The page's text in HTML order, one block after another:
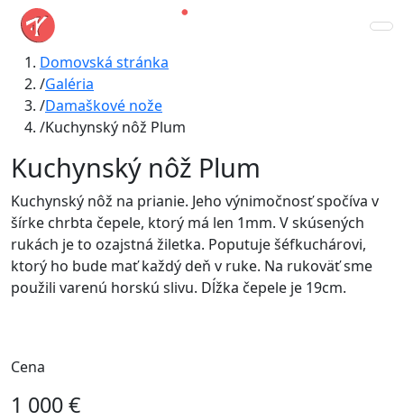
Domovská stránka
Galéria
Damaškové nože
Kuchynský nôž Plum
Kuchynský nôž Plum
Kuchynský nôž na prianie. Jeho výnimočnosť spočíva v
šírke chrbta čepele, ktorý má len 1mm. V skúsených
rukách je to ozajstná žiletka. Poputuje šéfkuchárovi,
ktorý ho bude mať každý deň v ruke. Na rukoväť sme
použili varenú horskú slivu. Dĺžka čepele je 19cm.
Cena
1 000 €